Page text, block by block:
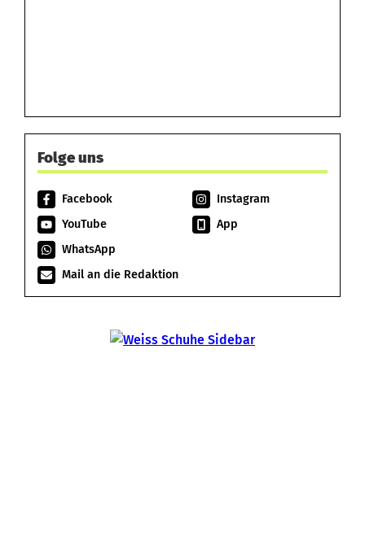
Folge uns
Facebook
Instagram
YouTube
App
WhatsApp
Mail an die Redaktion